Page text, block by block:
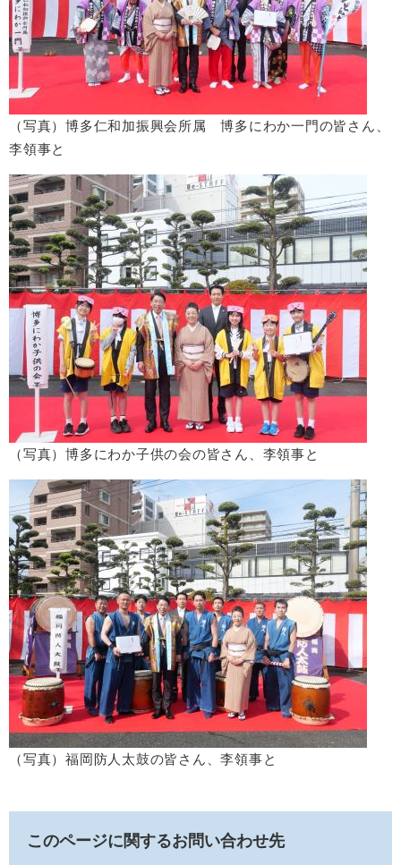
（写真）博多仁和加振興会所属 博多にわか一門の皆さん、
李領事と​
（写真）博多にわか子供の会の皆さん、李領事と
（写真）福岡防人太鼓の皆さん、李領事と​
このページに関するお問い合わせ先